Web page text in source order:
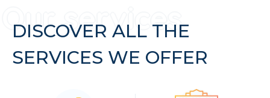
DISCOVER ALL THE
SERVICES WE OFFER